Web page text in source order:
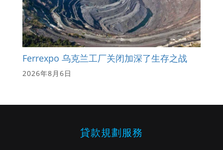
Ferrexpo 乌克兰工厂关闭加深了生存之战
2026年8月6日
貸款規劃服務